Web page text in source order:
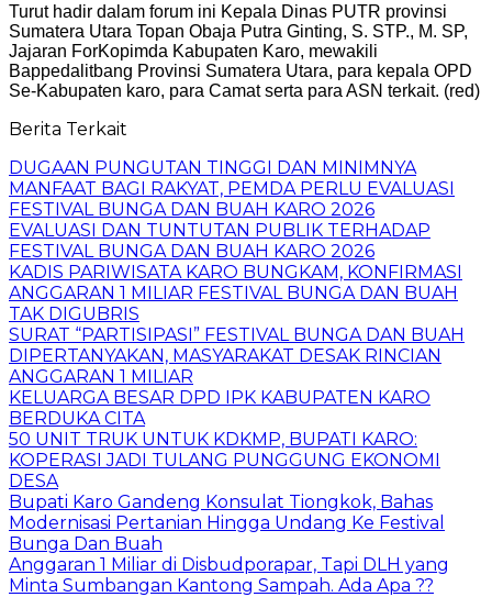
Turut hadir dalam forum ini Kepala Dinas PUTR provinsi
Sumatera Utara Topan Obaja Putra Ginting, S. STP., M. SP,
Jajaran ForKopimda Kabupaten Karo, mewakili
Bappedalitbang Provinsi Sumatera Utara, para kepala OPD
Se-Kabupaten karo, para Camat serta para ASN terkait. (red)
Berita Terkait
DUGAAN PUNGUTAN TINGGI DAN MINIMNYA
MANFAAT BAGI RAKYAT, PEMDA PERLU EVALUASI
FESTIVAL BUNGA DAN BUAH KARO 2026
EVALUASI DAN TUNTUTAN PUBLIK TERHADAP
FESTIVAL BUNGA DAN BUAH KARO 2026
KADIS PARIWISATA KARO BUNGKAM, KONFIRMASI
ANGGARAN 1 MILIAR FESTIVAL BUNGA DAN BUAH
TAK DIGUBRIS
SURAT “PARTISIPASI” FESTIVAL BUNGA DAN BUAH
DIPERTANYAKAN, MASYARAKAT DESAK RINCIAN
ANGGARAN 1 MILIAR
KELUARGA BESAR DPD IPK KABUPATEN KARO
BERDUKA CITA
50 UNIT TRUK UNTUK KDKMP, BUPATI KARO:
KOPERASI JADI TULANG PUNGGUNG EKONOMI
DESA
Bupati Karo Gandeng Konsulat Tiongkok, Bahas
Modernisasi Pertanian Hingga Undang Ke Festival
Bunga Dan Buah
Anggaran 1 Miliar di Disbudporapar, Tapi DLH yang
Minta Sumbangan Kantong Sampah. Ada Apa ??